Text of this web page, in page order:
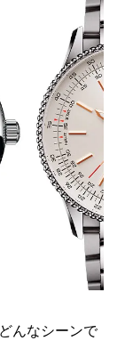
んなシーンで